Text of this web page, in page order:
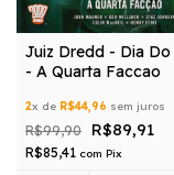
Juiz Dredd - Dia Do
- A Quarta Faccao
2x de R$44,96 sem juros
R$99,90 R$89,91
R$85,41 com Pix